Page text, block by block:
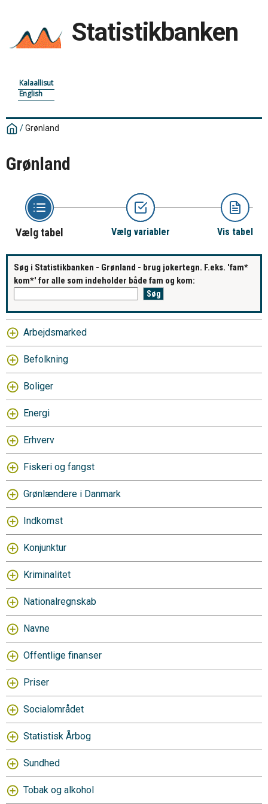
Statistikbanken
Kalaallisut
English
/Grønland
Grønland
Vælg tabel Vælg variabler Vis tabel
Søg i Statistikbanken - Grønland - brug jokertegn. F.eks. 'fam*
kom*' for alle som indeholder både fam og kom:
Arbejdsmarked
Befolkning
Boliger
Energi
Erhverv
Fiskeri og fangst
Grønlændere i Danmark
Indkomst
Konjunktur
Kriminalitet
Nationalregnskab
Navne
Offentlige finanser
Priser
Socialområdet
Statistisk Årbog
Sundhed
Tobak og alkohol